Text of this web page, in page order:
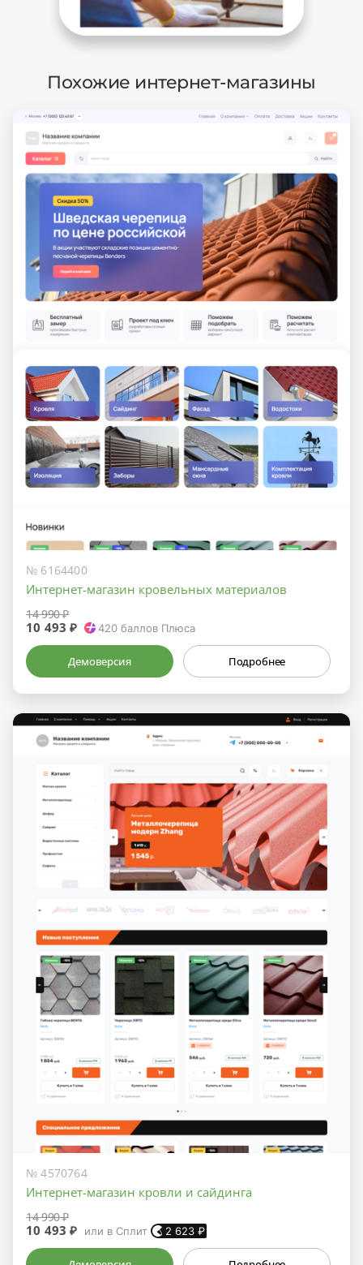
Похожие интернет-магазины
№ 6164400
Интернет-магазин кровельных материалов
14 990 ₽
10 493 ₽ 420баллов Плюса
Демоверсия Подробнее
№ 4570764
Интернет-магазин кровли и сайдинга
14 990 ₽
10 493 ₽ или в Сплит 2 623₽